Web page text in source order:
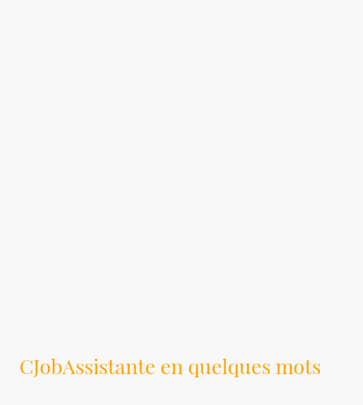
CJobAssistante en quelques mots